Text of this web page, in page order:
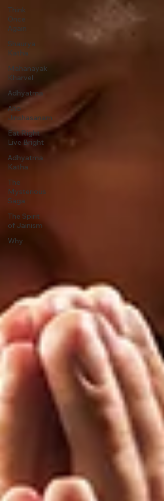
Think
Once
Again
Shaurya
Katha
Mahanayak
Kharvel
Adhyatma
Aho
Jinshasanam
Eat Right
Live Bright
Adhyatma
Katha
The
Mysterious
Saga
The Spirit
of Jainism
Why